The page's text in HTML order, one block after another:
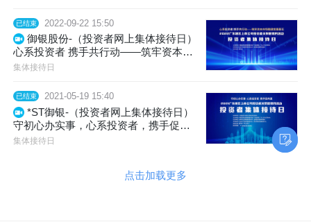
已结束 2022-09-22 15:50
御银股份-（投资者网上集体接待日）
心系投资者 携手共行动——筑牢资本市
场稳健发展基石 2022广东辖区上市公司
日
集体接待日
已结束 2021-05-19 15:40
*ST御银-（投资者网上集体接待日）
守初心办实事，心系投资者，携手促共
赢——2021广东上市公司投资者关系管
集体接待日
点击加载更多